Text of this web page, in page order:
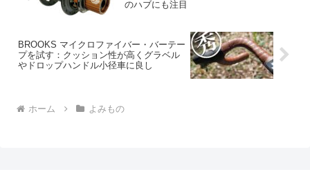
のハブにも注目
BROOKS マイクロファイバー・バーテー
プを試す：クッション性が高くグラベル
やドロップハンドル小径車に良し
ホーム よみもの